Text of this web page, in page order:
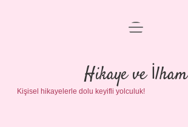
Anasayfa
Gizlilik Politikası
Yasal Uyarı
menüyü
Hikaye ve İlham
Kişisel hikayelerle dolu keyifli yolculuk!